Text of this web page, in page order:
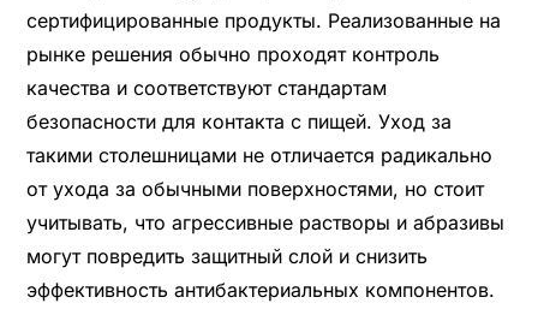
сертифицированные продукты. Реализованные на
рынке решения обычно проходят контроль
качества и соответствуют стандартам
безопасности для контакта с пищей. Уход за
такими столешницами не отличается радикально
от ухода за обычными поверхностями, но стоит
учитывать, что агрессивные растворы и абразивы
могут повредить защитный слой и снизить
эффективность антибактериальных компонентов.